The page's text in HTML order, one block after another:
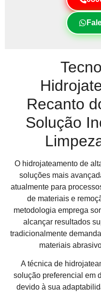
Recanto
Solução
O hidrojateamento de
soluções mais
atualmente para
de materiais e
metodologia emprega
alcançar resultados
tradicionalmente
materiais
A técnica de
solução preferencial em
devido à sua